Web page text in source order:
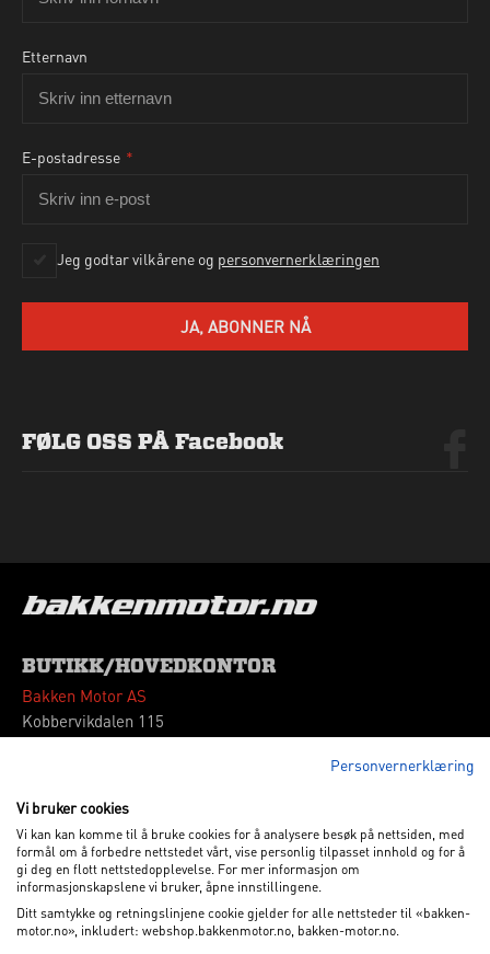
SEND HENVENDELSE
Etternavn
E-postadresse *
Jeg godtar vilkårene og personvernerklæringen
JA, ABONNER NÅ
FØLG OSS PÅ Facebook
BUTIKK/HOVEDKONTOR
Bakken Motor AS
Kobbervikdalen 115
VÅRE ÅPNINGSTIDER
Mandag - Fredag
Lørdag
Personvernerklæring
Vi bruker cookies
Vi kan kan komme til å bruke cookies for å analysere besøk på nettsiden, med
formål om å forbedre nettstedet vårt, vise personlig tilpasset innhold og for å
gi deg en flott nettstedopplevelse. For mer informasjon om
informasjonskapslene vi bruker, åpne innstillingene.
Ditt samtykke og retningslinjene cookie gjelder for alle nettsteder til «bakken-
motor.no», inkludert: webshop.bakkenmotor.no, bakken-motor.no.